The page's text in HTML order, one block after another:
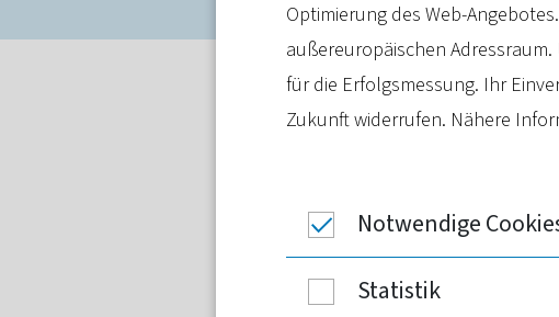
Meldung 24. Juli 2025
Qualitätsprüfungen in
Prüfungen jedoch nicht
Qualitätssicherung.
Optimierung des Web-
außereuropäischen
für die Erfolgsmessung. Ihr
Zukunft widerrufen. Nähere
Notwendige
Statistik